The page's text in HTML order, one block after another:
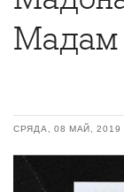
Мадам
СРЯДА, 08 МАЙ, 2019